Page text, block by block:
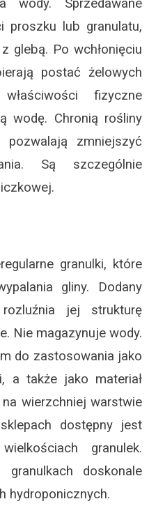
wody. Sprzedawane
lub granulatu,
glebą. Po wchłonięciu
postać żelowych
fizyczne
wodę. Chronią rośliny
zmniejszyć
Są szczególnie
granulki, które
gliny. Dodany
jej strukturę
Nie magazynuje wody.
do zastosowania jako
a także jako materiał
wierzchniej warstwie
dostępny jest
granulek.
doskonale
hydroponicznych.